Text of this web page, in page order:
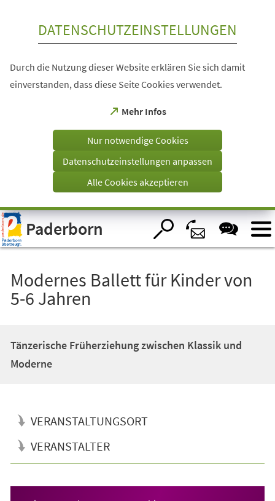
Visuelle
Assistenzsoftware
öffnen.
DATENSCHUTZEINSTELLUNGEN
Durch die Nutzung dieser Website erklären Sie sich damit
einverstanden, dass diese Seite Cookies verwendet.
Mehr Infos
(Öffnet
einem
Tab)
Nur notwendige Cookies
Datenschutzeinstellungen anpassen
Alle Cookies akzeptieren
Paderborn
Modernes Ballett für Kinder von
5-6 Jahren
Tänzerische Früherziehung zwischen Klassik und
Moderne
VERANSTALTUNGSORT
VERANSTALTER